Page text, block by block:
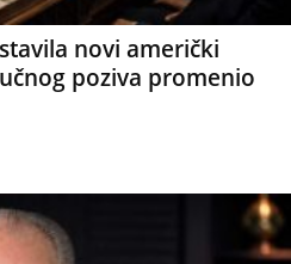
novi američki
poziva promenio